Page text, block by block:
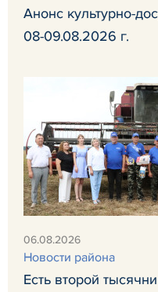
Анонс культурно-
08-09.08.2026 г.
06.08.2026
Новости района
Есть второй